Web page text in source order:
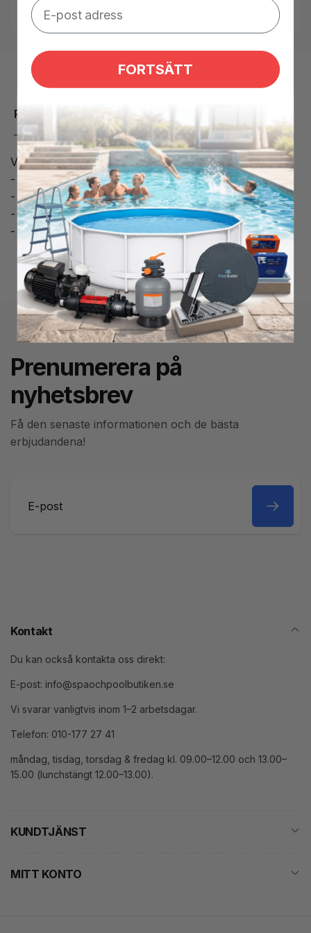
Värmare
Produktbeskrivning
Värmare för spabad:
- Gecko heat.wav 3,0 kW
- 2''
- 2 PSI tryckvakt ingår
- Passar till M-KLASS-MSPA kontroller från Gecko
Prenumerera på
nyhetsbrev
Få den senaste informationen och de bästa
erbjudandena!
Kontakt
Du kan också kontakta oss direkt:
E-post: info@spaochpoolbutiken.se
Vi svarar vanligtvis inom 1–2 arbetsdagar.
Telefon: 010-177 27 41
måndag, tisdag, torsdag & fredag kl. 09.00–12.00 och 13.00–
15.00 (lunchstängt 12.00–13.00).
KUNDTJÄNST
MITT KONTO
FORTSÄTT